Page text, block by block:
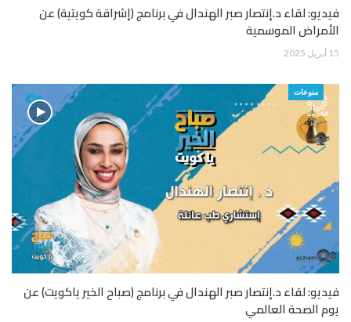
فيديو: لقاء د.إنتصار صبر الهندال في برنامج (إشراقة كويتية) عن
الأمراض الموسمية
15 أبريل 2025
منوعات
فيديو: لقاء د.إنتصار صبر الهندال في برنامج (صباح الخير ياكويت) عن
يوم الصحة العالمي